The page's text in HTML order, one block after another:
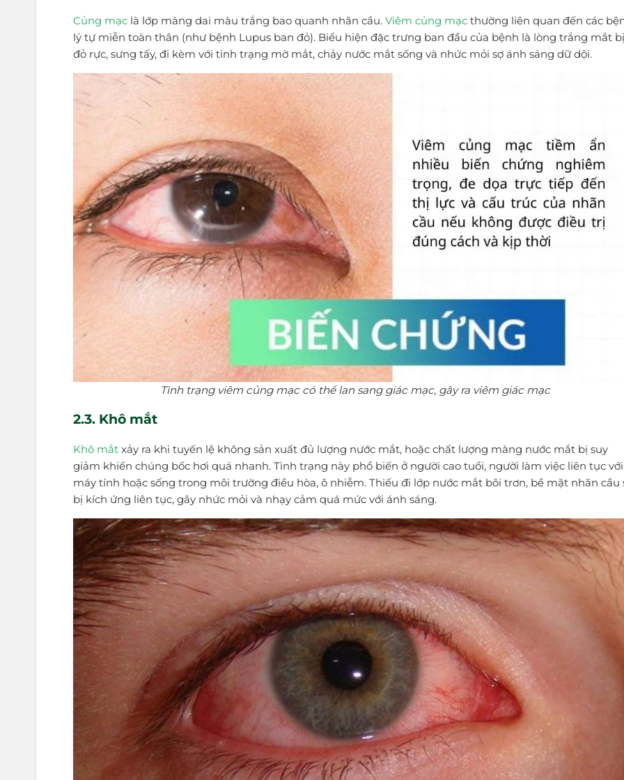
Củng mạc là lớp màng dai màu trắng bao quanh nhãn cầu.Viêm củng mạc thường liên quan đến các
lý tự miễn toàn thân (như bệnh Lupus ban đỏ). Biểu hiện đặc trưng ban đầu của bệnh là lòng trắng mắt
đỏ rực, sưng tấy, đi kèm với tình trạng mờ mắt, chảy nước mắt sống và nhức mỏi sợ ánh sáng dữ dội.
Tình trạng viêm củng mạc có thể lan sang giác mạc, gây ra viêm giác mạc
2.3. Khô mắt
Khô mắt xảy ra khi tuyến lệ không sản xuất đủ lượng nước mắt, hoặc chất lượng màng nước mắt bị suy
giảm khiến chúng bốc hơi quá nhanh. Tình trạng này phổ biến ở người cao tuổi, người làm việc liên tục với
máy tính hoặc sống trong môi trường điều hòa, ô nhiễm. Thiếu đi lớp nước mắt bôi trơn, bề mặt nhãn cầu
bị kích ứng liên tục, gây nhức mỏi và nhạy cảm quá mức với ánh sáng.